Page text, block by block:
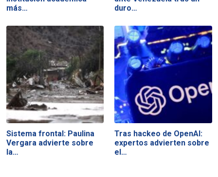
más…
duro…
Sistema frontal: Paulina
Vergara advierte sobre
la…
Tras hackeo de OpenAI:
expertos advierten sobre
el…